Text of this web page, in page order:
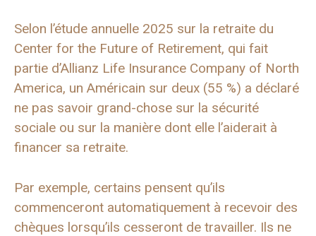
Selon l’étude annuelle 2025 sur la retraite du
Center for the Future of Retirement, qui fait
partie d’Allianz Life Insurance Company of North
America, un Américain sur deux (55 %) a déclaré
ne pas savoir grand-chose sur la sécurité
sociale ou sur la manière dont elle l’aiderait à
financer sa retraite.
Par exemple, certains pensent qu’ils
commenceront automatiquement à recevoir des
chèques lorsqu’ils cesseront de travailler. Ils ne